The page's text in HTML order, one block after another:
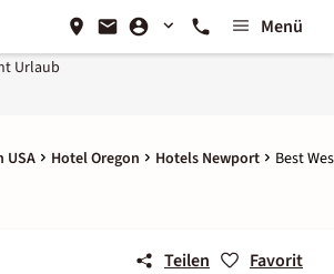
Menü
Urlaub
USA Hotel Oregon Hotels Newport Best
Teilen Favorit